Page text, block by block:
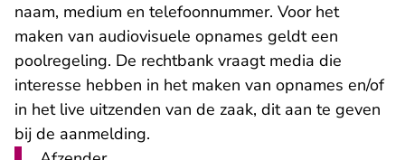
naam, medium en telefoonnummer. Voor het
maken van audiovisuele opnames geldt een
poolregeling. De rechtbank vraagt media die
interesse hebben in het maken van opnames en/of
in het live uitzenden van de zaak, dit aan te geven
bij de aanmelding.